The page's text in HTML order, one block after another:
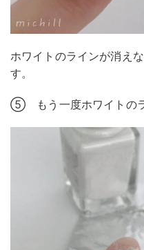
ホワイトのラインが消え
す。
⑤ もう一度ホワイトのラ